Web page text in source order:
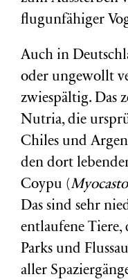
flugunfähiger
Auch in
oder ungewollt
zwiespältig. Das
Nutria, die
Chiles und
den dort
Coypu (
Das sind sehr
entlaufene Tiere,
Parks und
aller